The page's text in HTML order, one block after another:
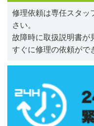
修理依頼は専任スタッ
さい。
故障時に取扱説明書が
すぐに修理の依頼がで